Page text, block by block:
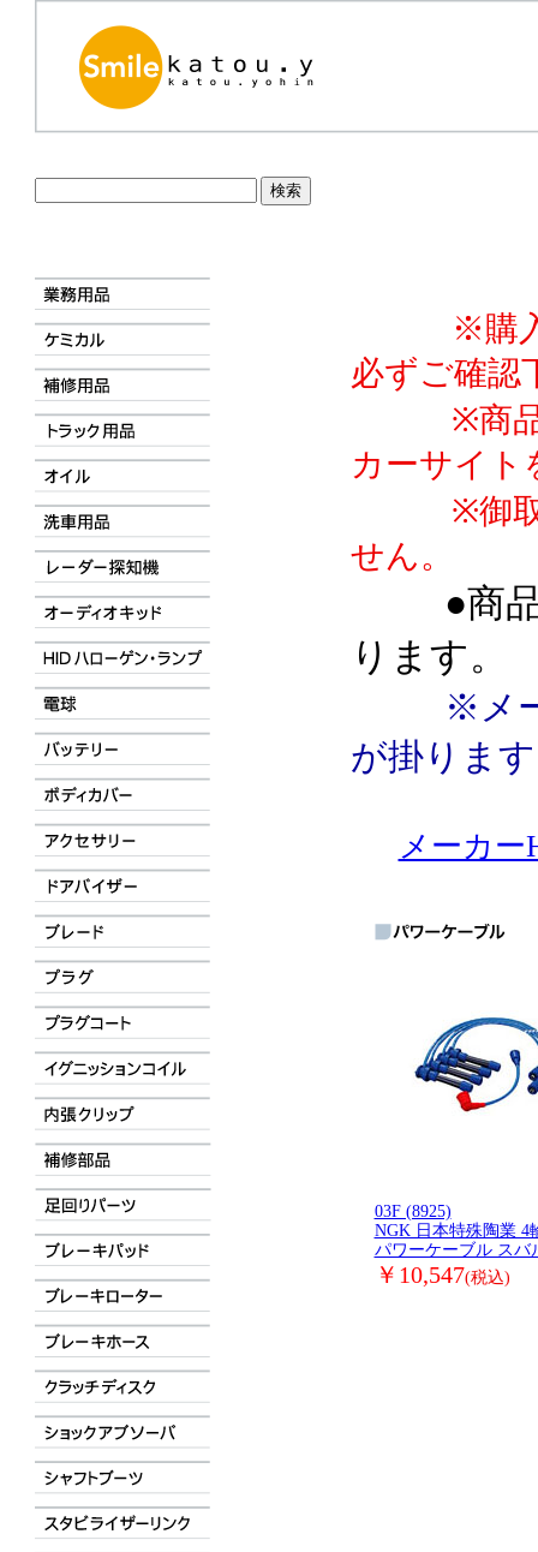
※購入前
必ずご確認
※商品詳
カーサイト
※御取寄
せん。
●商
ります。
※メ
が掛りま
メーカー
03F (8925)
NGK 日本特殊陶業 4
パワーケーブル スバ
￥10,547(税込)